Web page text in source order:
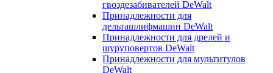
гвоздезабивателей DeWalt
Принадлежности для
дельташлифмашин DeWalt
Принадлежности для дрелей и
шуруповертов DeWalt
Принадлежности для мультитулов
DeWalt